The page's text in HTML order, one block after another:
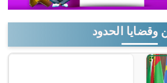
وقضايا الحدود